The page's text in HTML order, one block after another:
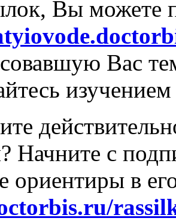
Вы можете
Вас
Начните с
ориентиры в